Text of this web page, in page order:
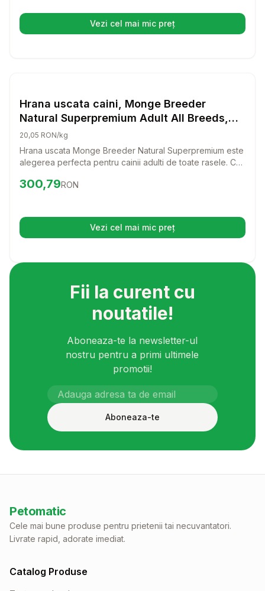
Vezi cel mai mic preț(se deschide într-o filă nouă)
Hrana Uscata Caini
Hrana uscata caini, Monge Breeder
Natural Superpremium Adult All Breeds,
Miel & Orez, 15 kg
20,05 RON/kg
Hrana uscata Monge Breeder Natural Superpremium este
alegerea perfecta pentru cainii adulti de toate rasele. Cu
hrana ii va oferi catelului tau nutrientii necesari pentru o
Preț: 300.79 RON
300,79RON
Vezi cel mai mic preț(se deschide într-o filă nouă)
Fii la curent cu
noutatile!
Aboneaza-te la newsletter-ul
nostru pentru a primi ultimele
promotii!
Aboneaza-te
Petomatic
Cele mai bune produse pentru prietenii tai necuvantatori.
Livrate rapid, adorate imediat.
Catalog Produse